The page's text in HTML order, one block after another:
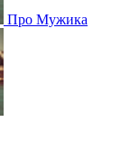
Про Мужика